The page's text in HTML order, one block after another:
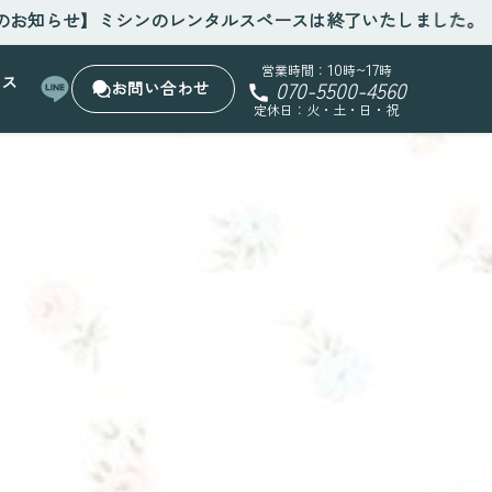
】ミシンのレンタルスペースは終了いたしました。
お問い合わせ
営業時間： 10時~17時
070-5500-4560
定休日：火・土・日・祝